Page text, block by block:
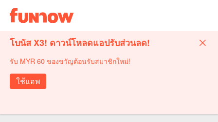
โบนัส X3! ดาวน์โหลดแอปรับส่วนลด!
รับ MYR 60 ของขวัญต้อนรับสมาชิกใหม่!
ใช้แอพ